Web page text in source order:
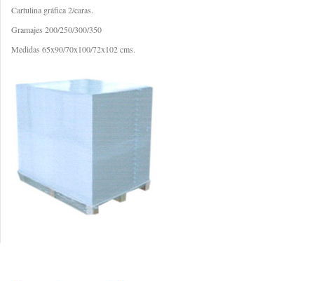
Cartulina gráfica 2/caras.
Gramajes 200/250/300/350
Medidas 65x90/70x100/72x102 cms.